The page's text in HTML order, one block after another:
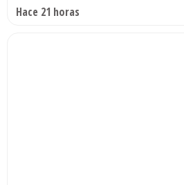
Hace 21 horas